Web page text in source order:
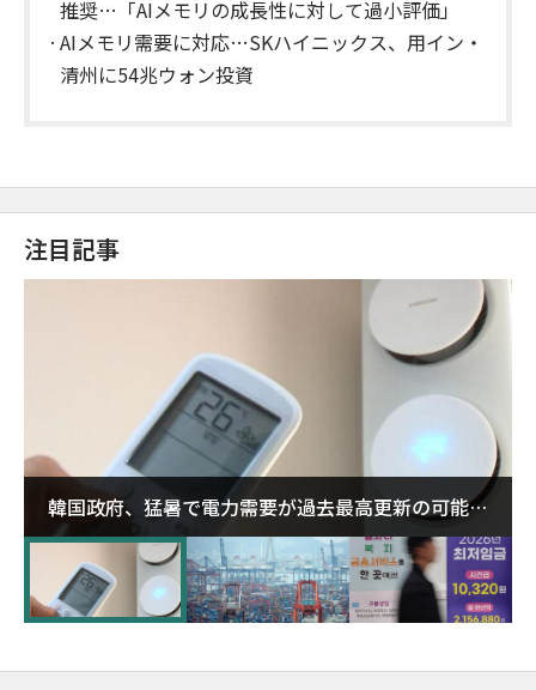
推奨…「AIメモリの成長性に対して過小評価」
AIメモリ需要に対応…SKハイニックス、用イン・
清州に54兆ウォン投資
注目記事
韓国政府、猛暑で電力需要が過去最高更新の可能性
に需給対応体制を点検